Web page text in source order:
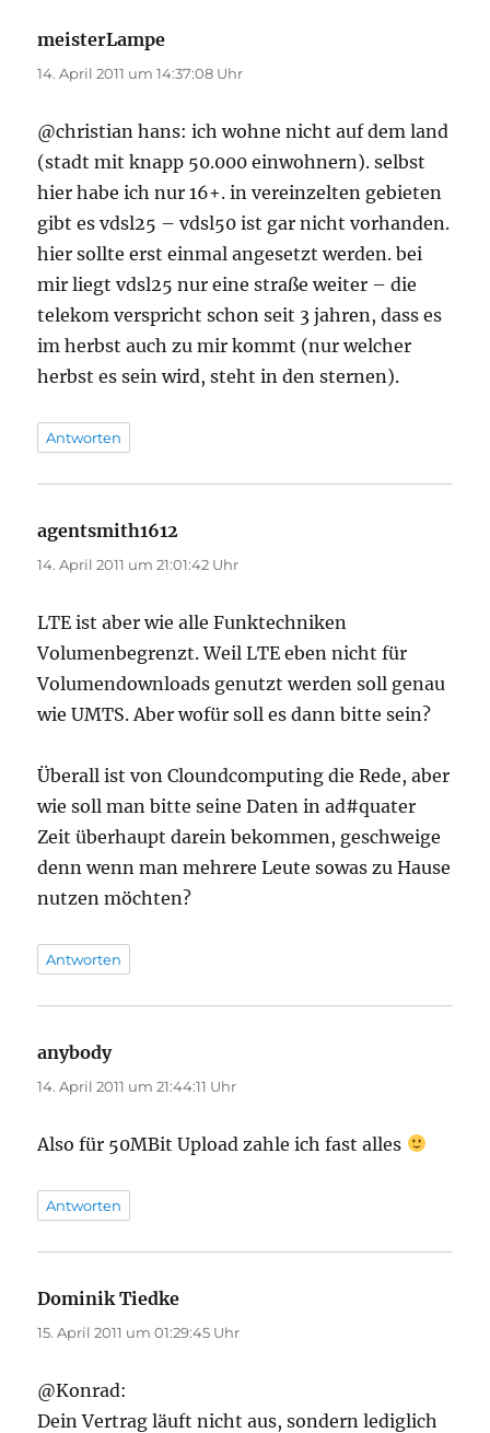
meisterLampe
14. April 2011 um 14:37:08 Uhr
@christian hans: ich wohne nicht auf dem land
(stadt mit knapp 50.000 einwohnern). selbst
hier habe ich nur 16+. in vereinzelten gebieten
gibt es vdsl25 – vdsl50 ist gar nicht vorhanden.
hier sollte erst einmal angesetzt werden. bei
mir liegt vdsl25 nur eine straße weiter – die
telekom verspricht schon seit 3 jahren, dass es
im herbst auch zu mir kommt (nur welcher
herbst es sein wird, steht in den sternen).
Antworten
agentsmith1612
14. April 2011 um 21:01:42 Uhr
LTE ist aber wie alle Funktechniken
Volumenbegrenzt. Weil LTE eben nicht für
Volumendownloads genutzt werden soll genau
wie UMTS. Aber wofür soll es dann bitte sein?
Überall ist von Cloundcomputing die Rede, aber
wie soll man bitte seine Daten in ad#quater
Zeit überhaupt darein bekommen, geschweige
denn wenn man mehrere Leute sowas zu Hause
nutzen möchten?
Antworten
anybodysagt:
14. April 2011 um 21:44:11 Uhr
Also für 50MBit Upload zahle ich fast alles
Antworten
Dominik Tiedke
15. April 2011 um 01:29:45 Uhr
@Konrad:
Dein Vertrag läuft nicht aus, sondern lediglich